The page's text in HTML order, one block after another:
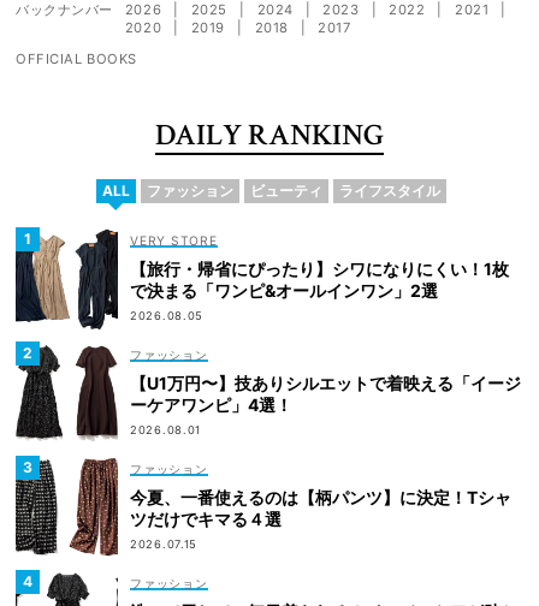
バックナンバー 2026 2025 2024 2023 2022
2021
2020
2019 2018
2017
OFFICIAL BOOKS
DAILY RANKING
ALL ファッション ビューティ ライフスタイル
VERY STORE
【旅行・帰省にぴったり】シワになりにくい！1枚
で決まる「ワンピ&オールインワン」2選
2026.08.05
ファッション
【U1万円〜】技ありシルエットで着映える「イージ
ーケアワンピ」4選！
2026.08.01
ファッション
今夏、一番使えるのは【柄パンツ】に決定！Tシャ
ツだけでキマる４選
2026.07.15
ファッション